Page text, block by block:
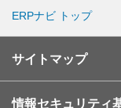
ERPナビ トップ
サイトマップ
情報セキュリティ